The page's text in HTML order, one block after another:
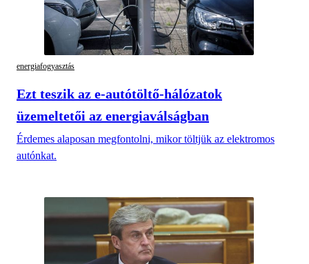
energiafogyasztás
Ezt teszik az e-autótöltő-hálózatok
üzemeltetői az energiaválságban
Érdemes alaposan megfontolni, mikor töltjük az elektromos
autónkat.